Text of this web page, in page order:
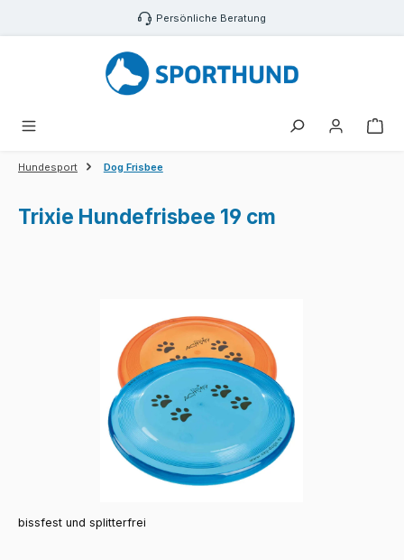
Zum Hauptinhalt springen Persönliche Beratung
Hundesport Dog Frisbee
Trixie Hundefrisbee 19 cm
bissfest und splitterfrei